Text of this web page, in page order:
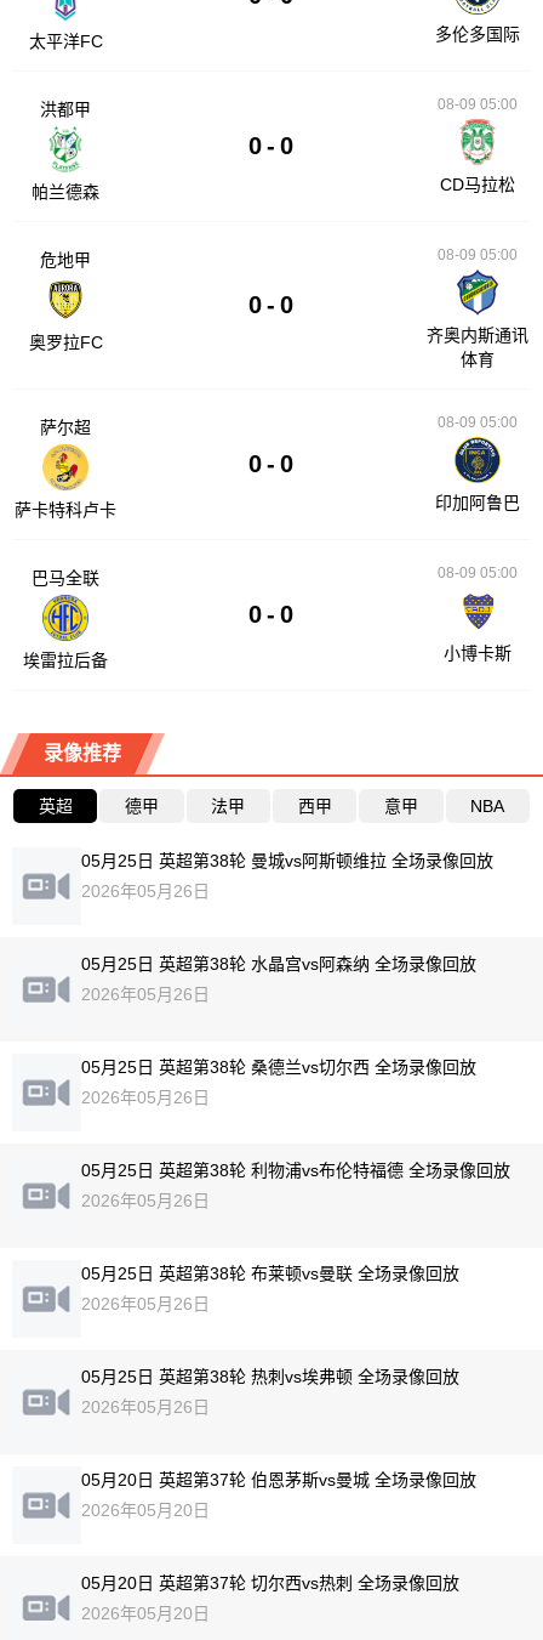
太平洋FC 多伦多国际
洪都甲
帕兰德森
0 - 0
08-09 05:00
CD马拉松
危地甲
奥罗拉FC
0 - 0
08-09 05:00
齐奥内斯通讯
体育
萨尔超
萨卡特科卢卡
0 - 0
08-09 05:00
印加阿鲁巴
巴马全联
埃雷拉后备
0 - 0
08-09 05:00
小博卡斯
录像推荐
英超 德甲 法甲 西甲 意甲 NBA
05月25日 英超第38轮 曼城vs阿斯顿维拉 全场录像回放
2026年05月26日
05月25日 英超第38轮 水晶宫vs阿森纳 全场录像回放
2026年05月26日
05月25日 英超第38轮 桑德兰vs切尔西 全场录像回放
2026年05月26日
05月25日 英超第38轮 利物浦vs布伦特福德 全场录像回放
2026年05月26日
05月25日 英超第38轮 布莱顿vs曼联 全场录像回放
2026年05月26日
05月25日 英超第38轮 热刺vs埃弗顿 全场录像回放
2026年05月26日
05月20日 英超第37轮 伯恩茅斯vs曼城 全场录像回放
2026年05月20日
05月20日 英超第37轮 切尔西vs热刺 全场录像回放
2026年05月20日